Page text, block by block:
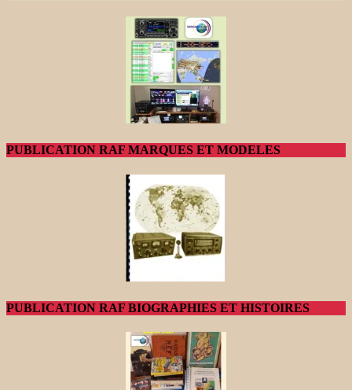
PUBLICATION RAF MARQUES ET MODELES
PUBLICATION RAF BIOGRAPHIES ET HISTOIRES